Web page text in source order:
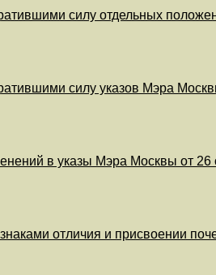
силу отдельных
силу указов Мэра
в указы Мэра Москвы от 26
отличия и присвоении